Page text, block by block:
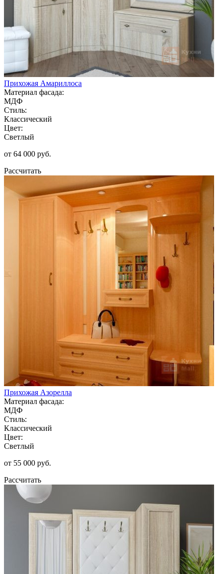
Прихожая Амариллоса
Материал фасада:
МДФ
Стиль:
Классический
Цвет:
Светлый
от 64 000 руб.
Рассчитать
Прихожая Азорелла
Материал фасада:
МДФ
Стиль:
Классический
Цвет:
Светлый
от 55 000 руб.
Рассчитать